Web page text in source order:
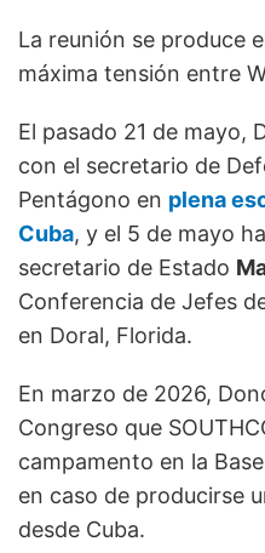
La reunión se produce
máxima tensión entre
El pasado 21 de mayo,
con el secretario de
Pentágono en plena
Cuba, y el 5 de mayo
secretario de Estado
Conferencia de Jefes
en Doral, Florida.
En marzo de 2026,
Congreso que
campamento en la
en caso de producirse
desde Cuba.